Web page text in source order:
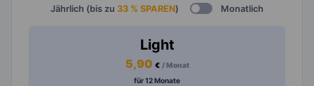
Jährlich (bis zu 33 % SPAREN) Monatlich
Light
5,90 € / Monat
für 12 Monate